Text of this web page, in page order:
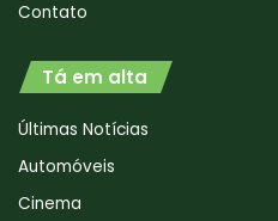
Contato
Tá em alta
Últimas Notícias
Automóveis
Cinema